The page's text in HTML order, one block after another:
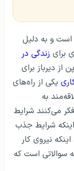
است و به دلیل
برای زندگی در
از دیرباز برای
یکی از راه‌های
به
می‌کنند شرایط
شرایط جذب
نیروی کار
سوالاتی است که